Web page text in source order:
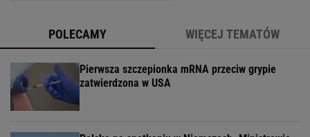
POLECAMY WIĘCEJ TEMATÓW
Pierwsza szczepionka mRNA przeciw grypie
zatwierdzona w USA